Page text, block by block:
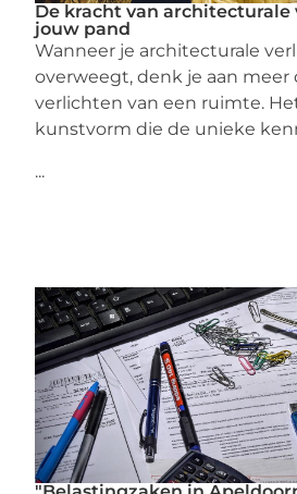
De kracht van
jouw pand
Wanneer je architecturale
overweegt, denk je aan meer
verlichten van een ruimte.
kunstvorm die de unieke
...